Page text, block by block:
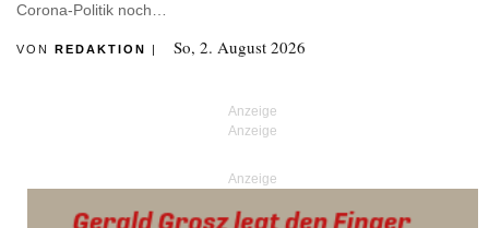
Corona-Politik noch…
VON REDAKTION So, 2. August 2026
Anzeige